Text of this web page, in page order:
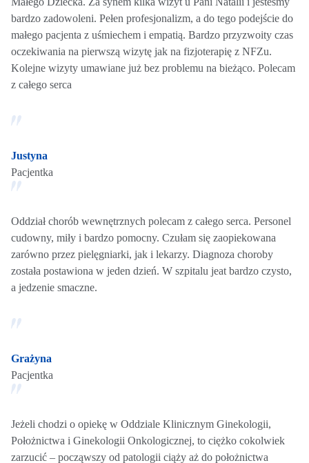
bardzo zadowoleni. Pełen profesjonalizm, a do tego podejście do
małego pacjenta z uśmiechem i empatią. Bardzo przyzwoity czas
oczekiwania na pierwszą wizytę jak na fizjoterapię z NFZu.
Kolejne wizyty umawiane już bez problemu na bieżąco. Polecam
z całego serca
Justyna
Pacjentka
Oddział chorób wewnętrznych polecam z całego serca. Personel
cudowny, miły i bardzo pomocny. Czułam się zaopiekowana
zarówno przez pielęgniarki, jak i lekarzy. Diagnoza choroby
została postawiona w jeden dzień. W szpitalu jeat bardzo czysto,
a jedzenie smaczne.
Grażyna
Pacjentka
Jeżeli chodzi o opiekę w Oddziale Klinicznym Ginekologii,
Położnictwa i Ginekologii Onkologicznej, to ciężko cokolwiek
zarzucić – począwszy od patologii ciąży aż do położnictwa